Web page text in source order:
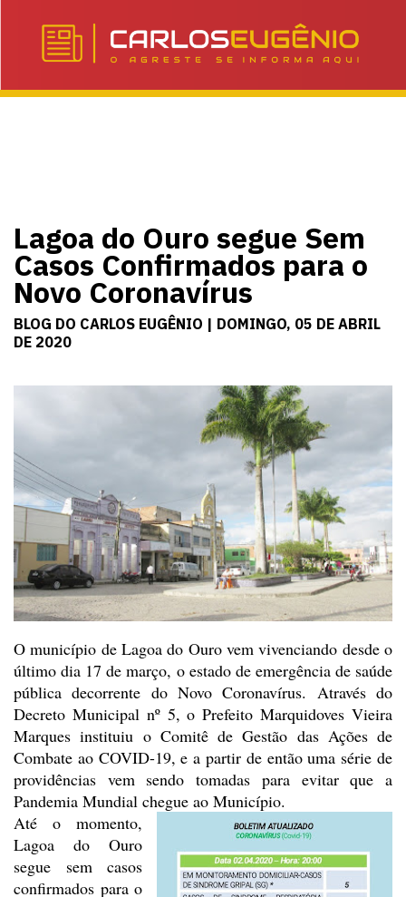
Lagoa do Ouro segue Sem
Casos Confirmados para o
Novo Coronavírus
BLOG DO CARLOS EUGÊNIO | DOMINGO, 05 DE ABRIL
DE 2020
O município de Lagoa do Ourovem vivenciando desde o
último dia 17 de março, o estado de emergência de saúde
pública decorrente do Novo Coronavírus. Através do
Decreto Municipal nº 5, o Prefeito Marquidoves Vieira
Marques instituiu o Comitê de Gestão das Ações de
Combate aoCOVID-19, e a partir de então uma série de
providências vem sendo tomadas paraevitar que a
Pandemia Mundial chegue ao Município.
Até o momento,
Lagoa do Ouro
segue sem casos
confirmados para o